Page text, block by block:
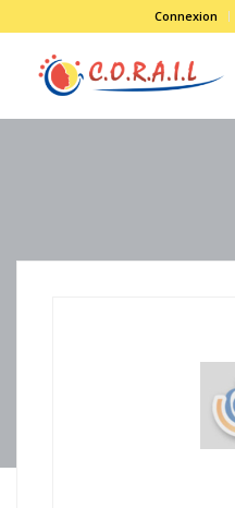
Connexion